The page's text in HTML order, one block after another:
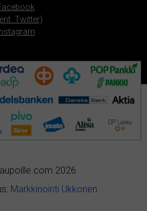
Twitter)
Instagram
2026
Markkinointi Ukkonen